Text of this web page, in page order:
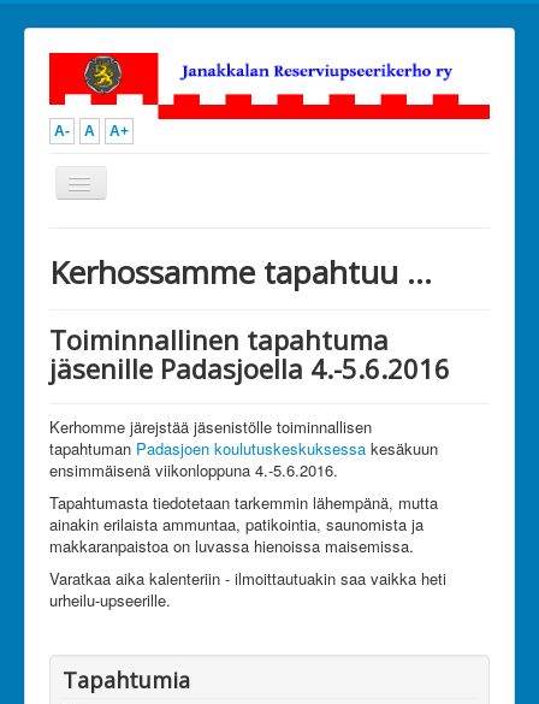
A- A A+
Vaihda
navigointi
Toiminta
Kilpailutoiminta
Kerhoillat ja perheretket
Muu toiminta
Kalenteri
Hallitus
Ota yhteyttä
Liity jäseneksi
Tue toimintaamme
Olet tässä: JanRU
Toiminnallinen tapahtuma jäsenille Padasjoella
4.-5.6.2016
Kerhossamme tapahtuu ...
Toiminnallinen tapahtuma
jäsenille Padasjoella 4.-5.6.2016
Kerhomme järejstää jäsenistölle toiminnallisen
tapahtuman Padasjoen koulutuskeskuksessa kesäkuun
ensimmäisenä viikonloppuna 4.-5.6.2016.
Tapahtumasta tiedotetaan tarkemmin lähempänä, mutta
ainakin erilaista ammuntaa, patikointia, saunomista ja
makkaranpaistoa on luvassa hienoissa maisemissa.
Varatkaa aika kalenteriin - ilmoittautuakin saa vaikka heti
urheilu-upseerille.
Tapahtumia